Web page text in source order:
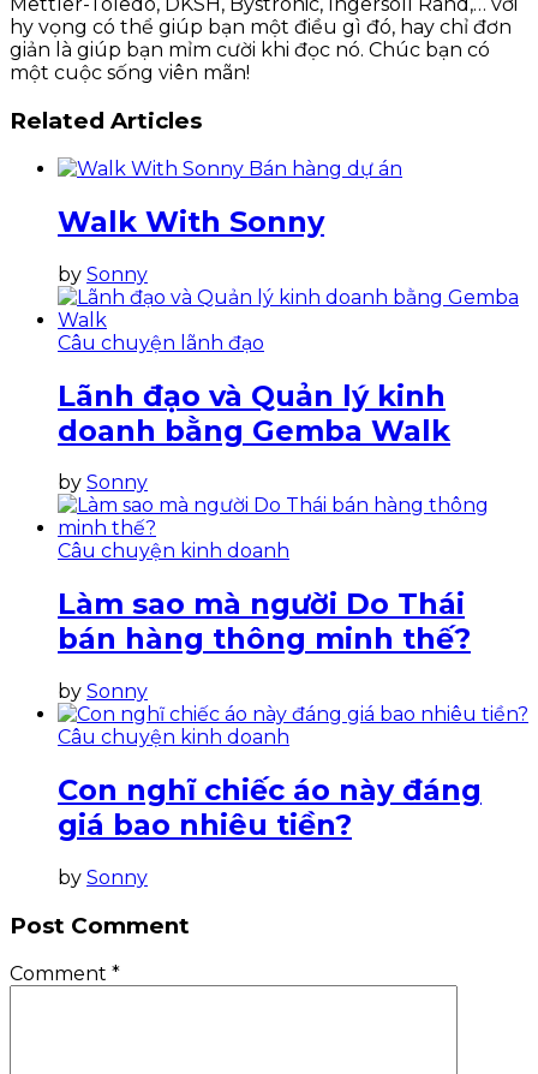
Mettler-Toledo, DKSH, Bystronic, Ingersoll Rand,… với
hy vọng có thể giúp bạn một điều gì đó, hay chỉ đơn
giản là giúp bạn mỉm cười khi đọc nó. Chúc bạn có
một cuộc sống viên mãn!
Related Articles
Bán hàng dự án
Walk With Sonny
by Sonny
Câu chuyện lãnh đạo
Lãnh đạo và Quản lý kinh
doanh bằng Gemba Walk
by Sonny
Câu chuyện kinh doanh
Làm sao mà người Do Thái
bán hàng thông minh thế?
by Sonny
Câu chuyện kinh doanh
Con nghĩ chiếc áo này đáng
giá bao nhiêu tiền?
by Sonny
Post Comment
Comment *